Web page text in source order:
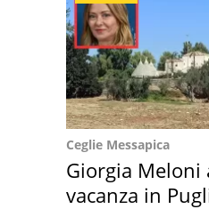
Ceglie Messapica
Giorgia Meloni
vacanza in